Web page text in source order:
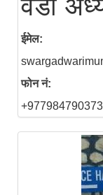
वडा
ईमेल:
फोन नं: